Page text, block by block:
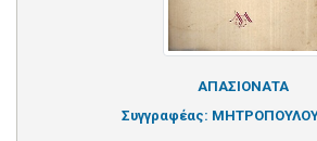
ΑΠΑΣΙΟΝΑΤΑ
Συγγραφέας: